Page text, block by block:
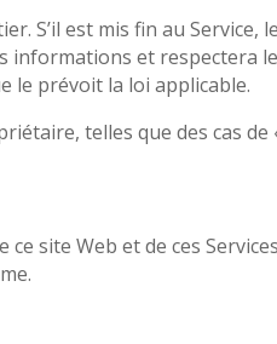
S’il est mis fin au Service, le
informations et respectera
le prévoit la loi applicable.
telles que des cas de
site Web et de ces Services